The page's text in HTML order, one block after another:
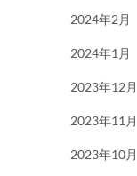
2024年2月
2024年1月
2023年12月
2023年11月
2023年10月